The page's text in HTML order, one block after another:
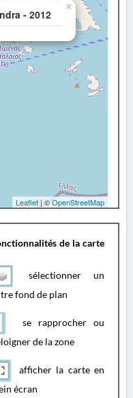
- 2012
×
Leaflet| ©OpenStreetMap
de la carte
sélectionner un
fond de plan
se rapprocher ou
de la zone
afficher la carte en
écran